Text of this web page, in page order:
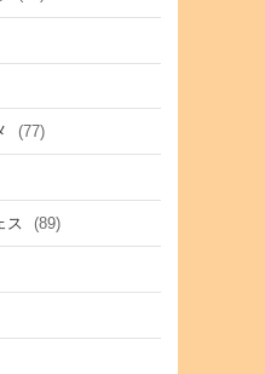
(77)
ス (89)